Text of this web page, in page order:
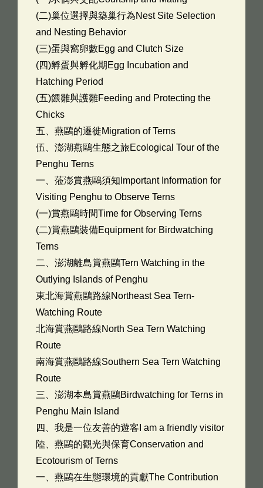
(二)巢位選擇與築巢行為Nest Site Selection
and Nesting Behavior
(三)蛋與窩卵數Egg and Clutch Size
(四)孵蛋與孵化期Egg Incubation and
Hatching Period
(五)餵雛與護雛Feeding and Protecting the
Chicks
五、燕鷗的遷徙Migration of Terns
伍、澎湖燕鷗生態之旅Ecological Tour of the
Penghu Terns
一、蒞澎賞燕鷗須知Important Information for
Visiting Penghu to Observe Terns
(一)賞燕鷗時間Time for Observing Terns
(二)賞燕鷗裝備Equipment for Birdwatching
Terns
二、澎湖離島賞燕鷗Tern Watching in the
Outlying Islands of Penghu
東北海賞燕鷗路線Northeast Sea Tern-
Watching Route
北海賞燕鷗路線North Sea Tern Watching
Route
南海賞燕鷗路線Southern Sea Tern Watching
Route
三、澎湖本島賞燕鷗Birdwatching for Terns in
Penghu Main Island
四、我是一位友善的遊客I am a friendly visitor
陸、燕鷗的觀光與保育Conservation and
Ecotourism of Terns
一、燕鷗在生態環境的貢獻The Contribution